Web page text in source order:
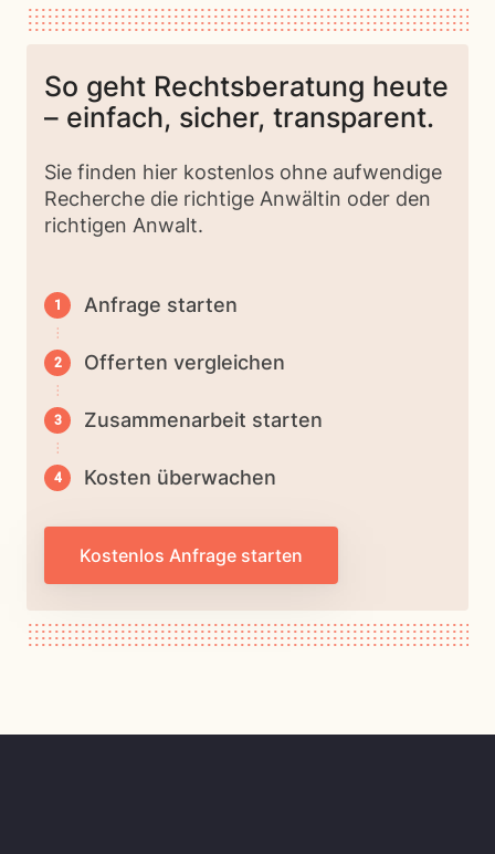
So geht Rechtsberatung heute
– einfach, sicher, transparent.
Sie finden hier kostenlos ohne aufwendige
Recherche die richtige Anwältin oder den
richtigen Anwalt.
Anfrage starten
Offerten vergleichen
Zusammenarbeit starten
Kosten überwachen
Kostenlos Anfrage starten